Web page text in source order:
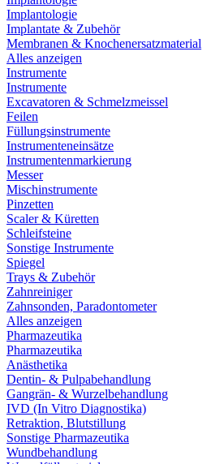
Implantologie
Implantate & Zubehör
Membranen & Knochenersatzmaterial
Alles anzeigen
Instrumente
Instrumente
Excavatoren & Schmelzmeissel
Feilen
Füllungsinstrumente
Instrumenteneinsätze
Instrumentenmarkierung
Messer
Mischinstrumente
Pinzetten
Scaler & Küretten
Schleifsteine
Sonstige Instrumente
Spiegel
Trays & Zubehör
Zahnreiniger
Zahnsonden, Paradontometer
Alles anzeigen
Pharmazeutika
Pharmazeutika
Anästhetika
Dentin- & Pulpabehandlung
Gangrän- & Wurzelbehandlung
IVD (In Vitro Diagnostika)
Retraktion, Blutstillung
Sonstige Pharmazeutika
Wundbehandlung